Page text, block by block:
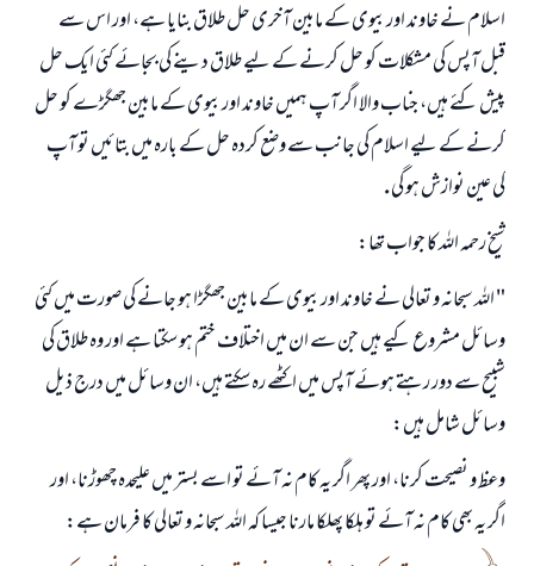
اسلام نے خاوند اور بيوى كے مابين آخرى حل طلاق بنايا ہے، اور اس سے
قبل آپس كى مشكلات كو حل كرنے كے ليے طلاق دينے كى بجائے كئى ايك حل
پيش كئے ہيں، جناب والا اگر آپ ہميں خاوند اور بيوى كے مابين جھگڑے كو حل
كرنے كے ليے اسلام كى جانب سے وضع كردہ حل كے بارہ ميں بتائيں تو آپ
كى عين نوازش ہو گى .
شيخ رحمہ اللہ كا جواب تھا:
" اللہ سبحانہ و تعالى نے خاوند اور بيوى كے مابين جھگڑا ہو جانے كى صورت ميں كئى
وسائل مشروع كيے ہيں جن سے ان ميں اختلاف ختم ہو سكتا ہے اور وہ طلاق كى
شبيح سے دور رہتے ہوئے آپس ميں اكٹھے رہ سكتے ہيں، ان وسائل ميں درج ذيل
وسائل شامل ہيں:
وعظ و نصيحت كرنا، اور پھر اگر يہ كام نہ آئے تو اسے بستر ميں عليحدہ چھوڑنا، اور
اگر يہ بھى كام نہ آئے تو ہلكا پھلكا مارنا جيسا كہ اللہ سبحانہ و تعالى كا فرمان ہے: